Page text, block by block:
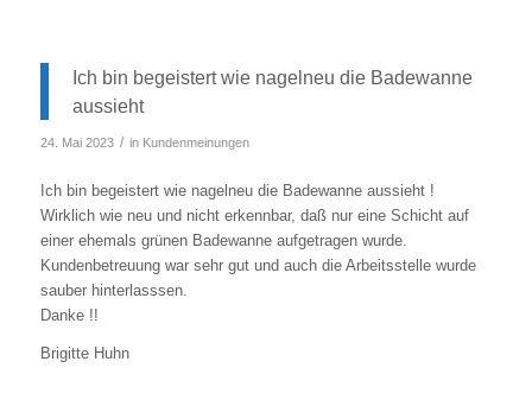
Ich bin begeistert wie nagelneu die Badewanne
aussieht
24. Mai 2023 / in Kundenmeinungen
Ich bin begeistert wie nagelneu die Badewanne aussieht !
Wirklich wie neu und nicht erkennbar, daß nur eine Schicht auf
einer ehemals grünen Badewanne aufgetragen wurde.
Kundenbetreuung war sehr gut und auch die Arbeitsstelle wurde
sauber hinterlasssen.
Danke !!
Brigitte Huhn